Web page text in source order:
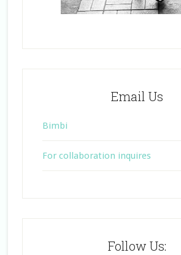
Email Us
Bimbi
For collaboration inquires
Follow Us: